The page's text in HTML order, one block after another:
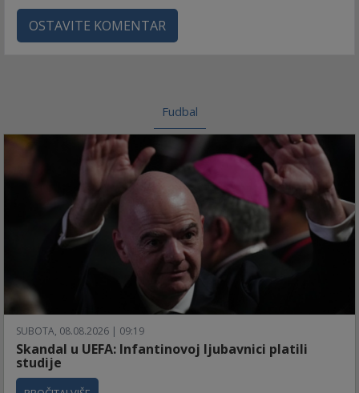
OSTAVITE KOMENTAR
Fudbal
SUBOTA, 08.08.2026 | 09:19
Skandal u UEFA: Infantinovoj ljubavnici platili
studije